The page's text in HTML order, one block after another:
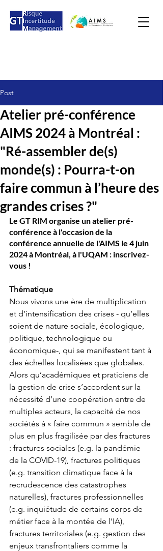
Post
Atelier pré-conférence
AIMS 2024 à Montréal :
"Ré-assembler de(s)
monde(s) : Pourra-t-on
faire commun à l’heure des
grandes crises ?"
Le GT RIM organise un atelier pré-
conférence à l'occasion de la
conférence annuelle de l'AIMS le 4 juin
2024 à Montréal, à l'UQAM : inscrivez-
vous !
Thématique
Nous vivons une ère de multiplication
et d’intensification des crises - qu’elles
soient de nature sociale, écologique,
politique, technologique ou
économique-, qui se manifestent tant à
des échelles localisées que globales.
Alors qu’académiques et praticiens de
la gestion de crise s’accordent sur la
nécessité d’une coopération entre de
multiples acteurs, la capacité de nos
sociétés à « faire commun » semble de
plus en plus fragilisée par des fractures
: fractures sociales (e.g. la pandémie
de la COVID-19), fractures politiques
(e.g. transition climatique face à la
recrudescence des catastrophes
naturelles), fractures professionnelles
(e.g. inquiétude de certains corps de
métier face à la montée de l’IA),
fractures territoriales (e.g. gestion des
enjeux transfrontaliers comme la